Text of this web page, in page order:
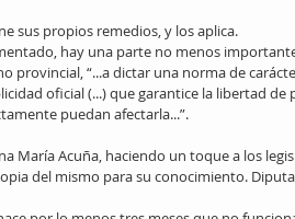
sus propios remedios, y los aplica.
hay una parte no menos
provincial, “...a dictar una norma de
oficial (...) que garantice la libertad
puedan afectarla...”.
María Acuña, haciendo un toque a los
del mismo para su conocimiento.